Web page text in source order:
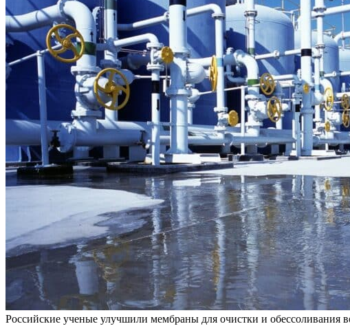
Российские ученые улучшили мембраны для очистки и